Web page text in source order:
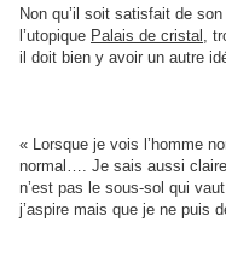
Non qu’il soit satisfait de
l’utopique Palais de cristal ,
il doit bien y avoir un autre
« Lorsque je vois l’homme
normal…. Je sais aussi
n’est pas le sous-sol qui
j’aspire mais que je ne puis